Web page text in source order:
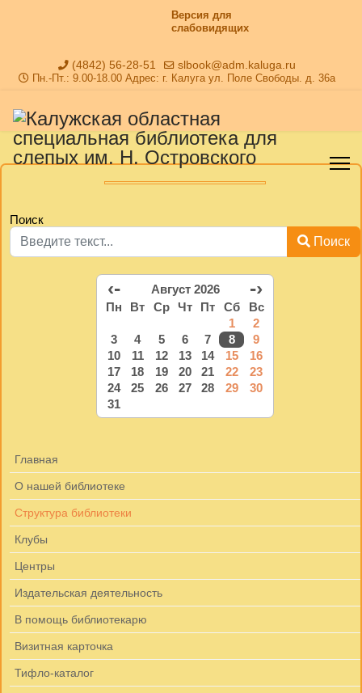
Версия для
слабовидящих
(4842) 56-28-51 slbook@adm.kaluga.ru
Пн.-Пт.: 9.00-18.00 Адрес: г. Калуга ул. Поле Свободы. д. 36а
Поиск
Поиск
‹- Август 2026 -›
Пн Вт Ср Чт Пт Сб
Вс
1
2
3
4 5 6 7 8
9
10
11 12 13 14 15
16
17
18 19 20 21 22
23
24
25 26 27 28 29
30
31
Главная
О нашей библиотеке
Структура библиотеки
Клубы
Центры
Издательская деятельность
В помощь библиотекарю
Визитная карточка
Тифло-каталог